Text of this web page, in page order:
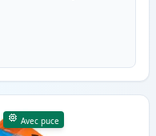
Avec puce